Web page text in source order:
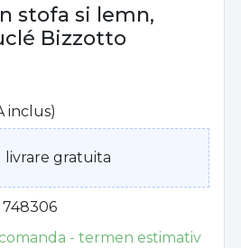
stofa si lemn,
Bizzotto
inclus)
livrare gratuita
748306
- termen estimativ